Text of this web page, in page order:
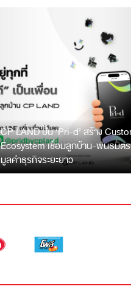
CP LAND ปั้น ‘Pri-d’ สร้าง
Ecosystem เชื่อมลูกบ้าน-พันธมิต
มูลค่าธุรกิจระยะยาว